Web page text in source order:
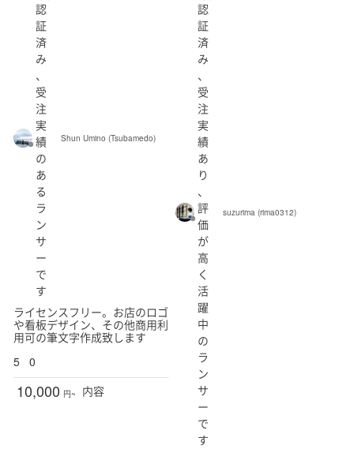
認
証
済
み
、
受
注
実
績
の
あ
る
ラ
ン
サ
ー
で
す
Shun Umino (Tsubamedo)
ライセンスフリー。お店のロゴ
や看板デザイン、その他商用利
用可の筆文字作成致します
5
0
10,000 円~ 内容
認
証
済
み
、
受
注
実
績
あ
り
、
評
価
が
高
く
活
躍
中
の
ラ
ン
サ
ー
で
す
suzurima (rima0312)